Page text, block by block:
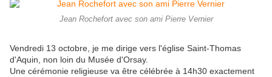
Jean Rochefort avec son ami Pierre Vernier
Vendredi 13 octobre, je me dirige vers l'église Saint-Thomas
d'Aquin, non loin du Musée d'Orsay.
Une cérémonie religieuse va être célébrée à 14h30 exactement